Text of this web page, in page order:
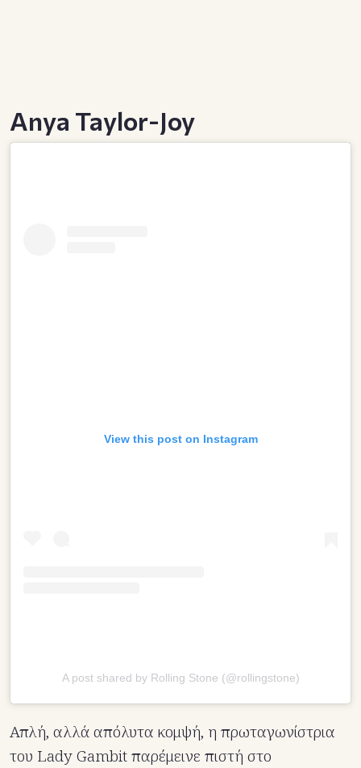
Anya Taylor-Joy
View this post on Instagram
A post shared by Rolling Stone (@rollingstone)
Απλή, αλλά απόλυτα κομψή, η πρωταγωνίστρια
του Lady Gambit παρέμεινε πιστή στο